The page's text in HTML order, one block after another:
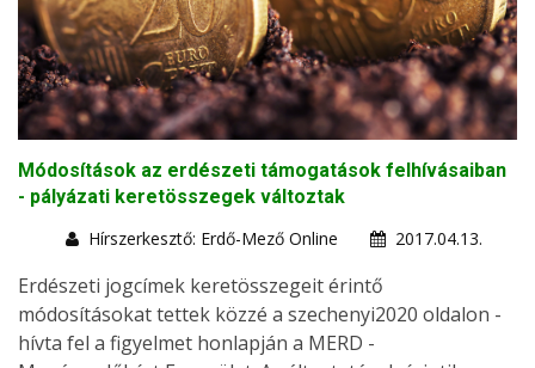
Módosítások az erdészeti támogatások felhívásaiban
- pályázati keretösszegek változtak
Hírszerkesztő: Erdő-Mező Online
2017.04.13.
Erdészeti jogcímek keretösszegeit érintő
módosításokat tettek közzé a szechenyi2020 oldalon -
hívta fel a figyelmet honlapján a MERD -